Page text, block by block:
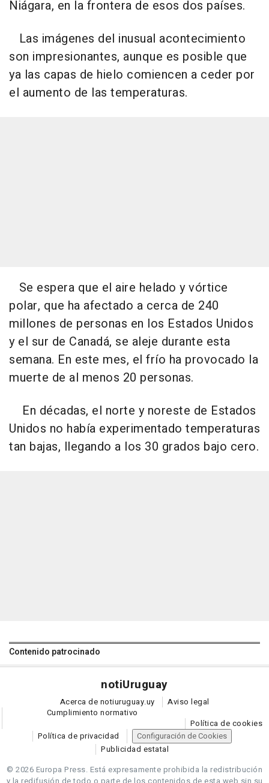
Niágara, en la frontera de esos dos países.
Las imágenes del inusual acontecimiento
son impresionantes, aunque es posible que
ya las capas de hielo comiencen a ceder por
el aumento de las temperaturas.
Se espera que el aire helado y vórtice
polar, que ha afectado a cerca de 240
millones de personas en los Estados Unidos
y el sur de Canadá, se aleje durante esta
semana. En este mes, el frío ha provocado la
muerte de al menos 20 personas.
En décadas, el norte y noreste de Estados
Unidos no había experimentado temperaturas
tan bajas, llegando a los 30 grados bajo cero.
Contenido patrocinado
notiUruguay
Acerca de notiuruguay.uy
Aviso legal
Cumplimiento normativo
Política de cookies
Política de privacidad
Configuración de Cookies
Publicidad estatal
© 2026 Europa Press. Está expresamente prohibida la redistribución